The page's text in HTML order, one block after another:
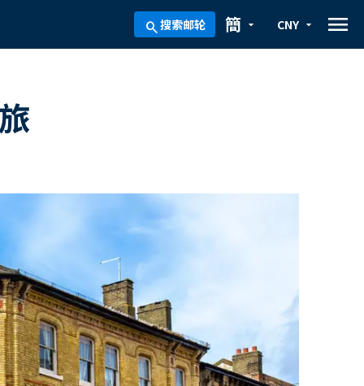
search搜索邮轮 arrow_drop_down
簡 arrow_drop_down
CNY menu